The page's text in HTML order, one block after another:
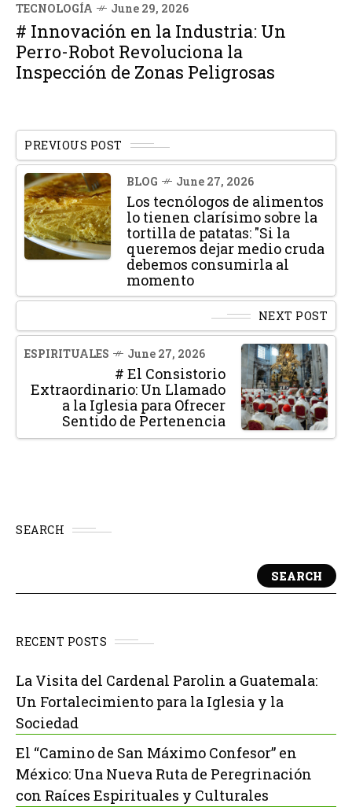
TECNOLOGÍA June 29, 2026
# Innovación en la Industria: Un
Perro-Robot Revoluciona la
Inspección de Zonas Peligrosas
PREVIOUS POST
BLOG June 27, 2026
Los tecnólogos de alimentos
lo tienen clarísimo sobre la
tortilla de patatas: "Si la
queremos dejar medio cruda
debemos consumirla al
momento
NEXT POST
ESPIRITUALES June 27, 2026
# El Consistorio
Extraordinario: Un Llamado
a la Iglesia para Ofrecer
Sentido de Pertenencia
SEARCH
SEARCH
RECENT POSTS
La Visita del Cardenal Parolin a Guatemala:
Un Fortalecimiento para la Iglesia y la
Sociedad
El “Camino de San Máximo Confesor” en
México: Una Nueva Ruta de Peregrinación
con Raíces Espirituales y Culturales